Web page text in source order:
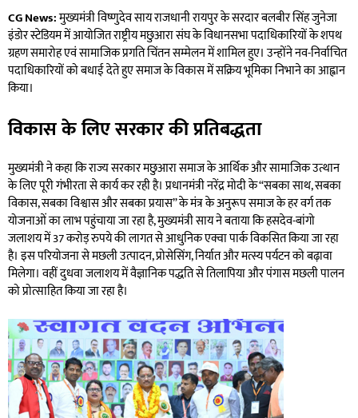
CG News:मुख्यमंत्री विष्णुदेव साय राजधानी रायपुर के सरदार बलबीर सिंह जुनेजा
इंडोर स्टेडियम में आयोजित राष्ट्रीय मछुआरा संघ के विधानसभा पदाधिकारियों के शपथ
ग्रहण समारोह एवं सामाजिक प्रगति चिंतन सम्मेलन में शामिल हुए। उन्होंने नव-निर्वाचित
पदाधिकारियों को बधाई देते हुए समाज के विकास में सक्रिय भूमिका निभाने का आह्वान
किया।
विकास के लिए सरकार की प्रतिबद्धता
मुख्यमंत्री ने कहा कि राज्य सरकार मछुआरा समाज के आर्थिक और सामाजिक उत्थान
के लिए पूरी गंभीरता से कार्य कर रही है। प्रधानमंत्री नरेंद्र मोदी के “सबका साथ, सबका
विकास, सबका विश्वास और सबका प्रयास” के मंत्र के अनुरूप समाज के हर वर्ग तक
योजनाओं का लाभ पहुंचाया जा रहा है, मुख्यमंत्री साय ने बताया कि हसदेव-बांगो
जलाशय में 37 करोड़ रुपये की लागत से आधुनिक एक्वा पार्क विकसित किया जा रहा
है। इस परियोजना से मछली उत्पादन, प्रोसेसिंग, निर्यात और मत्स्य पर्यटन को बढ़ावा
मिलेगा। वहीं दुधवा जलाशय में वैज्ञानिक पद्धति से तिलापिया और पंगास मछली पालन
को प्रोत्साहित किया जा रहा है।